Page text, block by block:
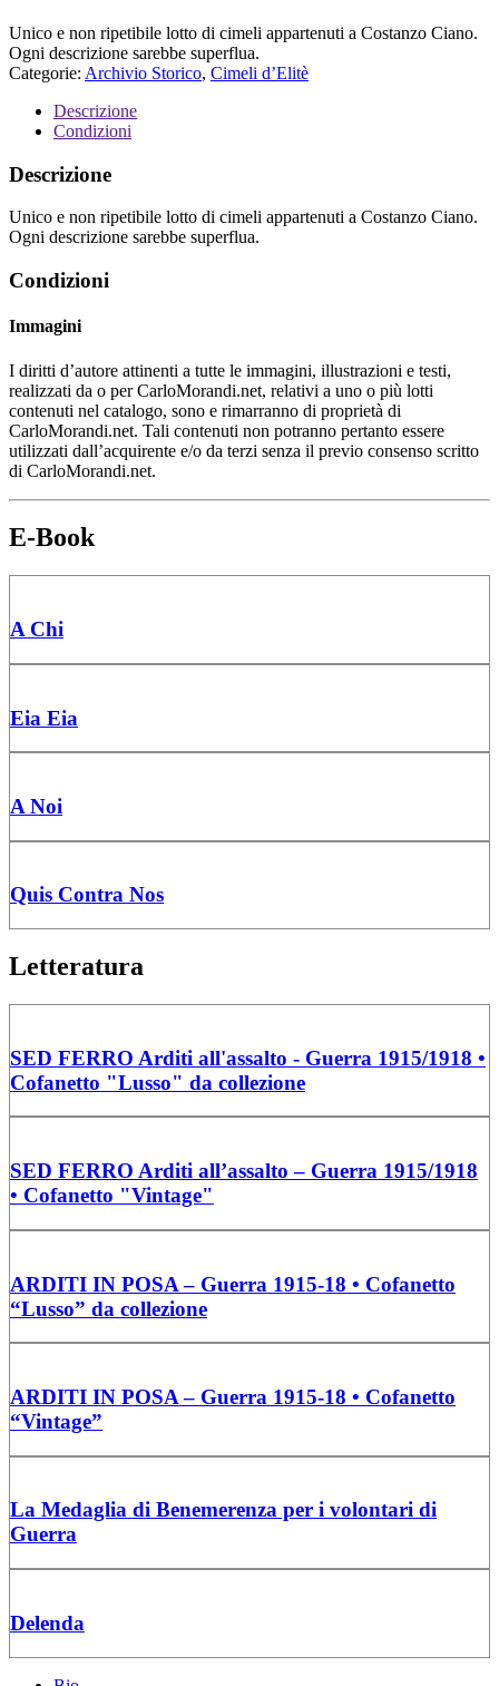
Unico e non ripetibile lotto di cimeli appartenuti a Costanzo Ciano.
Ogni descrizione sarebbe superflua.
Categorie: Archivio Storico, Cimeli d’Elitè
Descrizione
Condizioni
Descrizione
Unico e non ripetibile lotto di cimeli appartenuti a Costanzo Ciano.
Ogni descrizione sarebbe superflua.
Condizioni
Immagini
I diritti d’autore attinenti a tutte le immagini, illustrazioni e testi,
realizzati da o per CarloMorandi.net, relativi a uno o più lotti
contenuti nel catalogo, sono e rimarranno di proprietà di
CarloMorandi.net. Tali contenuti non potranno pertanto essere
utilizzati dall’acquirente e/o da terzi senza il previo consenso scritto
di CarloMorandi.net.
E-Book
A Chi
Eia Eia
A Noi
Quis Contra Nos
Letteratura
SED FERRO Arditi all'assalto - Guerra 1915/1918 •
Cofanetto "Lusso" da collezione
SED FERRO Arditi all’assalto – Guerra 1915/1918
• Cofanetto "Vintage"
ARDITI IN POSA – Guerra 1915-18 • Cofanetto
“Lusso” da collezione
ARDITI IN POSA – Guerra 1915-18 • Cofanetto
“Vintage”
La Medaglia di Benemerenza per i volontari di
Guerra
Delenda